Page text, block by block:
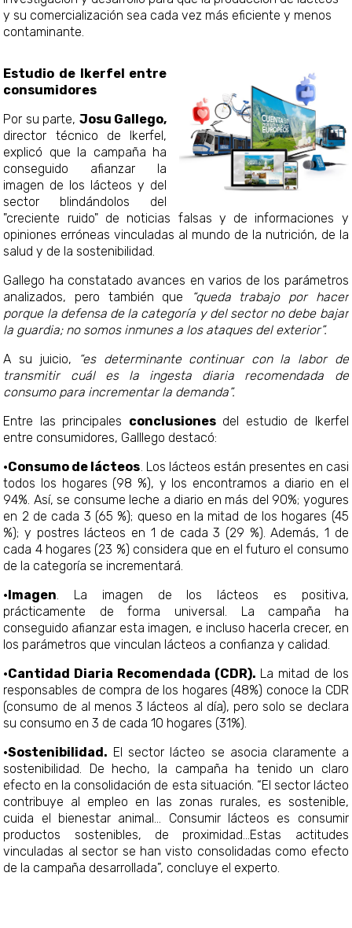
y su comercialización sea cada vez más eficiente y menos
contaminante.
Estudio de Ikerfel entre
consumidores
Por su parte, Josu Gallego,
director técnico de Ikerfel,
explicó que la campaña ha
conseguido afianzar la
imagen de los lácteos y del
sector blindándolos del
"creciente ruido" de noticias falsas y de informaciones y
opiniones erróneas vinculadas al mundo de la nutrición, de la
salud y de la sostenibilidad.
Gallego ha constatado avances en varios de los parámetros
analizados, pero también que
“queda trabajo por hacer
porque la defensa de la categoría y del sector no debe bajar
la guardia; no somos inmunes a los ataques del exterior”.
A su juicio,
“es determinante continuar con la labor de
transmitir cuál es la ingesta diaria recomendada de
consumo para incrementar la demanda”.
Entre las principales conclusionesdel estudio de Ikerfel
entre consumidores, Galllego destacó:
·Consumo de lácteos. Los lácteos están presentes en casi
todos los hogares (98 %), y los encontramos a diario en el
94%. Así, se consume leche a diario en más del 90%; yogures
en 2 de cada 3 (65 %); queso en la mitad de los hogares (45
%); y postres lácteos en 1 de cada 3 (29 %). Además, 1 de
cada 4 hogares (23 %) considera que en el futuro el consumo
de la categoría se incrementará.
·Imagen. La imagen de los lácteos es positiva,
prácticamente de forma universal. La campaña ha
conseguido afianzar esta imagen, e incluso hacerla crecer, en
los parámetros que vinculan lácteos a confianza y calidad.
·Cantidad Diaria Recomendada (CDR). La mitad de los
responsables de compra de los hogares (48%) conoce la CDR
(consumo de al menos 3 lácteos al día), pero solo se declara
su consumo en 3 de cada 10 hogares (31%).
·Sostenibilidad. El sector lácteo se asocia claramente a
sostenibilidad. De hecho, la campaña ha tenido un claro
efecto en la consolidación de esta situación. “El sector lácteo
contribuye al empleo en las zonas rurales, es sostenible,
cuida el bienestar animal… Consumir lácteos es consumir
productos sostenibles, de proximidad...Estas actitudes
vinculadas al sector se han visto consolidadas como efecto
de la campaña desarrollada”, concluye el experto.